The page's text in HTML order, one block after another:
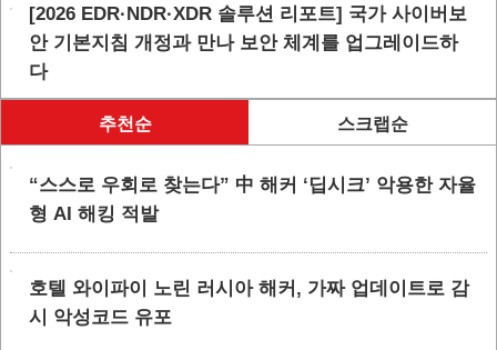
[2026 EDR·NDR·XDR 솔루션 리포트] 국가 사이버보
안 기본지침 개정과 만나 보안 체계를 업그레이드하
다
추천순 스크랩순
“스스로 우회로 찾는다” 中 해커 ‘딥시크’ 악용한 자율
형 AI 해킹 적발
호텔 와이파이 노린 러시아 해커, 가짜 업데이트로 감
시 악성코드 유포